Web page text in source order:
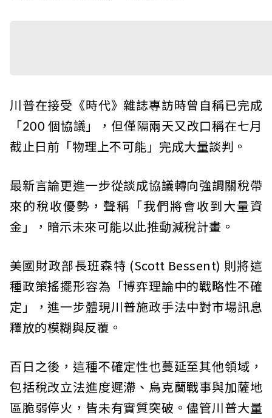
川普在接受《時代》雜誌專訪時曾自稱已完成
「200 個協議」，但僅隔兩天又改口稱在七月
截止日前「物理上不可能」完成大量談判。
最新言論更進一步從談成協議轉向強調關稅帶
來的稅收優勢，聲稱「我們將會收到大量資
金」，暗示未來可能以此推動減稅計畫。
美國財政部長班森特 (Scott Bessent) 則將這
種政策搖擺形容為「博弈理論中的戰略性不確
定」，進一步體現川普施政手法中對市場訊息
釋放的模糊與反覆。
百日之後，這種不確定性也蔓延至其他領域，
包括稅改立法進度遲滯、烏克蘭戰事與加薩地
區脆弱停火，皆未有實質突破。儘管川普大量